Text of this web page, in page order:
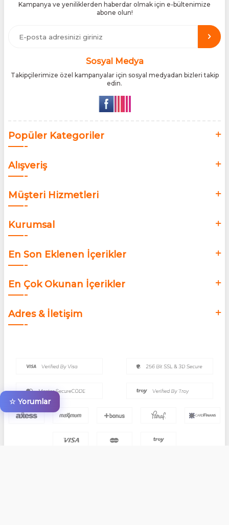
☆ Yorumlar
distribütörlüğünü yürütüyor, bu markaların tüm ürünlerini ithal
etmektedir. Tüm ithalat süreçlerimizde orijinallik belgeleri ve
üretici iş birlikleriyle çalışarak, ürünlerin en güvenilir şekilde
Türkiye pazarına ulaşmasını sağlıyoruz. Amacımız, dünya
genelinde milyonlarca kullanıcıya hitap eden bu markaları,
Türk tüketicilerle doğrudan, güvenli ve orijinal bir şekilde
Kampanya ve yeniliklerden haberdar olmak için e-bültenimize
abone olun!
Sosyal Medya
Takipçilerimize özel kampanyalar için sosyal medyadan bizleri takip
edin.
Popüler Kategoriler
Alışveriş
Müşteri Hizmetleri
Kurumsal
En Son Eklenen İçerikler
En Çok Okunan İçerikler
Adres & İletişim